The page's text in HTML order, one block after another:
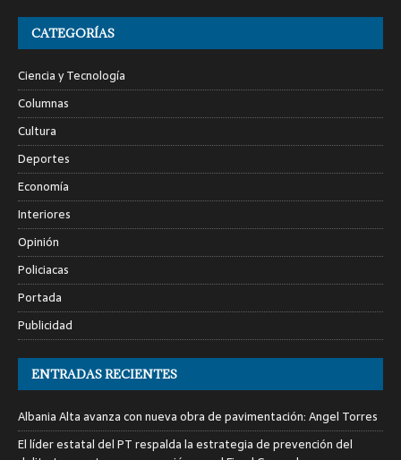
CATEGORÍAS
Ciencia y Tecnología
Columnas
Cultura
Deportes
Economía
Interiores
Opinión
Policiacas
Portada
Publicidad
ENTRADAS RECIENTES
Albania Alta avanza con nueva obra de pavimentación: Angel Torres
El líder estatal del PT respalda la estrategia de prevención del